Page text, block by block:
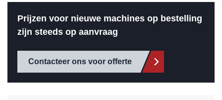
Prijzen voor nieuwe machines op bestelling
zijn steeds op aanvraag
Contacteer ons voor offerte